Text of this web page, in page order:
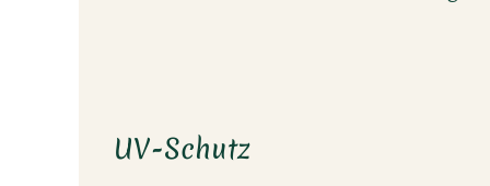
UV-Schutz